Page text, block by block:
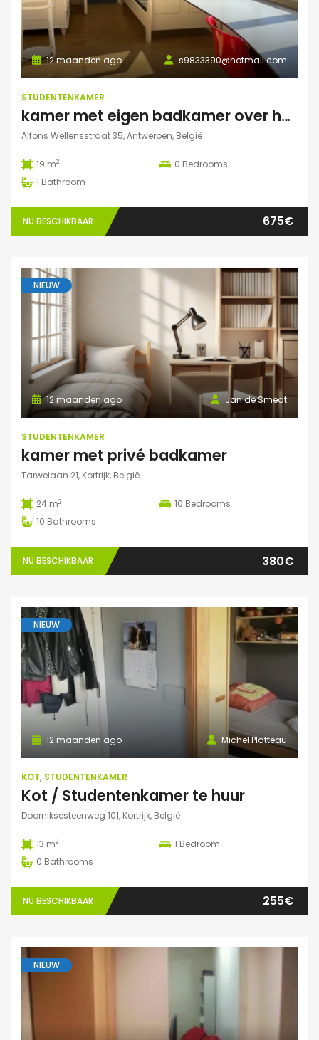
s9833390@hotmail.com
12 maanden ago
STUDENTENKAMER
kamer met eigen badkamer over het park
Alfons Wellensstraat 35, Antwerpen, België
19 m2 0 Bedrooms
1 Bathroom
NU BESCHIKBAAR 675€
NIEUW
Jan de Smedt
12 maanden ago
STUDENTENKAMER
kamer met privé badkamer
Tarwelaan 21, Kortrijk, België
24 m2 10 Bedrooms
10 Bathrooms
NU BESCHIKBAAR 380€
NIEUW
Michel Platteau
12 maanden ago
KOT, STUDENTENKAMER
Kot / Studentenkamer te huur
Doorniksesteenweg 101, Kortrijk, België
13 m2 1 Bedroom
0 Bathrooms
NU BESCHIKBAAR 255€
NIEUW